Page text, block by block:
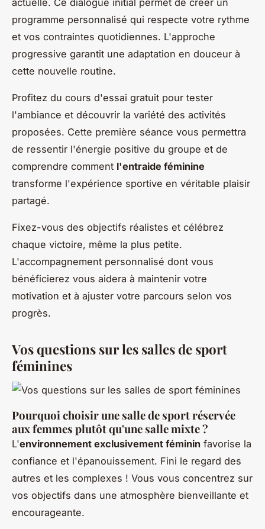
actuelle. Ce dialogue initial permet de créer un
programme personnalisé qui respecte votre rythme
et vos contraintes quotidiennes. L'approche
progressive garantit une adaptation en douceur à
cette nouvelle routine.
Profitez du cours d'essai gratuit pour tester
l'ambiance et découvrir la variété des activités
proposées. Cette première séance vous permettra
de ressentir l'énergie positive du groupe et de
comprendre comment l'entraide féminine
transforme l'expérience sportive en véritable plaisir
partagé.
Fixez-vous des objectifs réalistes et célébrez
chaque victoire, même la plus petite.
L'accompagnement personnalisé dont vous
bénéficierez vous aidera à maintenir votre
motivation et à ajuster votre parcours selon vos
progrès.
Vos questions sur les salles de sport
féminines
Pourquoi choisir une salle de sport réservée
aux femmes plutôt qu'une salle mixte ?
L'environnement exclusivement féminin favorise la
confiance et l'épanouissement. Fini le regard des
autres et les complexes ! Vous vous concentrez sur
vos objectifs dans une atmosphère bienveillante et
encourageante.